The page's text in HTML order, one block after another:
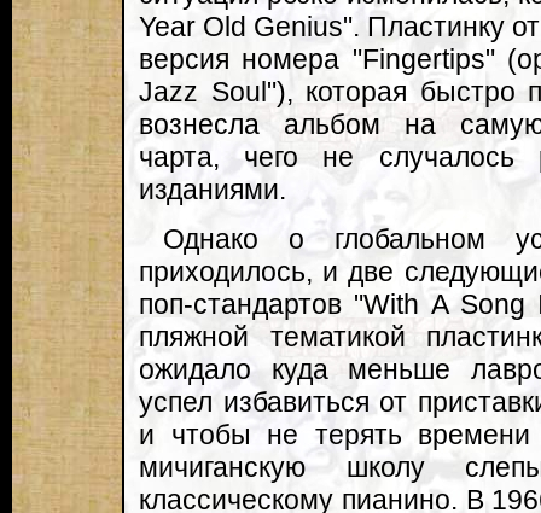
Year Old Genius". Пластинку
версия номера "Fingertips"
Jazz Soul"), которая быстро
вознесла альбом на
чарта, чего не случалось
изданиями.
Однако о глобальном
приходилось, и две
поп-стандартов "With A
пляжной тематикой
ожидало куда меньше
успел избавиться от
и чтобы не терять
мичиганскую школу
классическому пианино. В